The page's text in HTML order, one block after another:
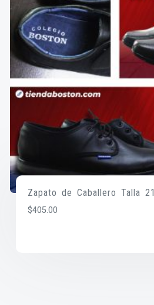
Zapato de Caballero Talla 21
$405.00